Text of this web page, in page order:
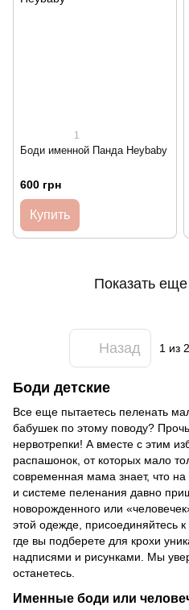
1
Боди именной Панда Heybaby
600 грн
Купить
Показать
Назад 1из 2
Боди детские
Все еще пытаетесь пеленать
бабушек по этому поводу?
нервотрепки! А вместе с этим
распашонок, от которых мало
современная мама знает, что
и системе пеленания давно
новорожденного или
этой одежде, присоединяйтесь
где вы подберете для крохи
надписями и рисунками. Мы
останетесь.
Именные боди или